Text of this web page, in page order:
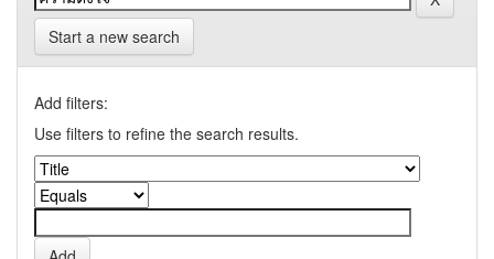
Start a new search
Add filters:
Use filters to refine the search results.